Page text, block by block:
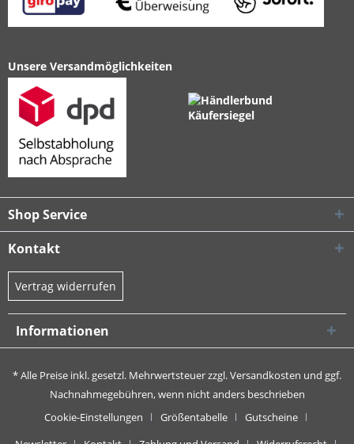
Unsere Versandmöglichkeiten
Shop Service
Kontakt
Vertrag widerrufen
Informationen
* Alle Preise inkl. gesetzl. Mehrwertsteuer zzgl.Versandkosten und ggf.
Nachnahmegebühren, wenn nicht anders beschrieben
Cookie-Einstellungen
Größentabelle
Gutscheine